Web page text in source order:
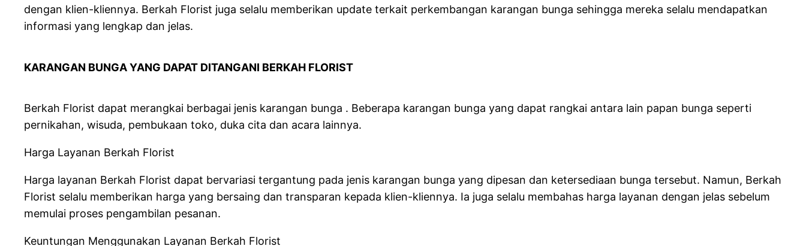
dengan klien-kliennya. Berkah Florist juga selalu memberikan update terkait perkembangan karangan bunga sehingga mereka selalu mendapatkan
informasi yang lengkap dan jelas.
KARANGAN BUNGA YANG DAPAT DITANGANI BERKAH FLORIST
Berkah Florist dapat merangkai berbagai jenis karangan bunga . Beberapa karangan bunga yang dapat rangkai antara lain papan bunga seperti
pernikahan, wisuda, pembukaan toko, duka cita dan acara lainnya.
Harga Layanan Berkah Florist
Harga layanan Berkah Florist dapat bervariasi tergantung pada jenis karangan bunga yang dipesan dan ketersediaan bunga tersebut. Namun, Berkah
Florist selalu memberikan harga yang bersaing dan transparan kepada klien-kliennya. Ia juga selalu membahas harga layanan dengan jelas sebelum
memulai proses pengambilan pesanan.
Keuntungan Menggunakan Layanan Berkah Florist